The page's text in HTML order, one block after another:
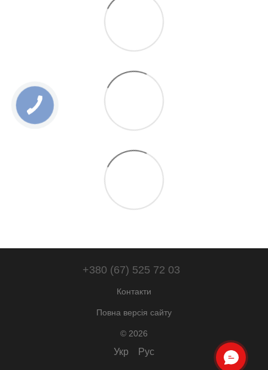
+380 (67) 525 72 03
Контакти
Повна версія сайту
© 2026
Укр Рус